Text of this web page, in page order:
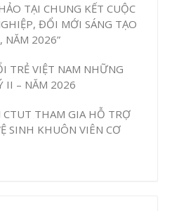
TẠI CHUNG KẾT CUỘC
ĐỔI MỚI SÁNG TẠO
NĂM 2026”
TRẺ VIỆT NAM NHỮNG
II – NĂM 2026
THAM GIA HỖ TRỢ
SINH KHUÔN VIÊN CƠ